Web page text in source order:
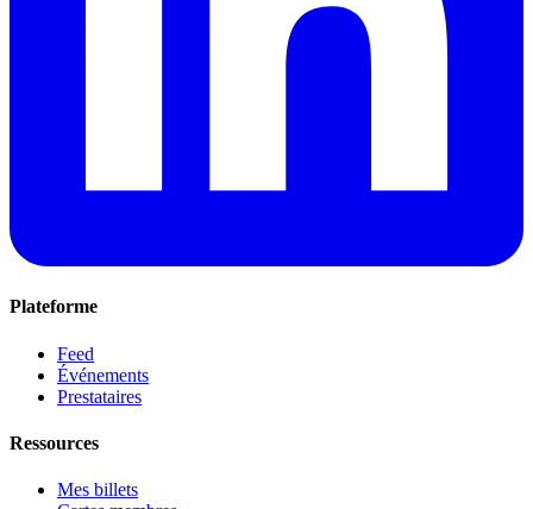
Plateforme
Feed
Événements
Prestataires
Ressources
Mes billets